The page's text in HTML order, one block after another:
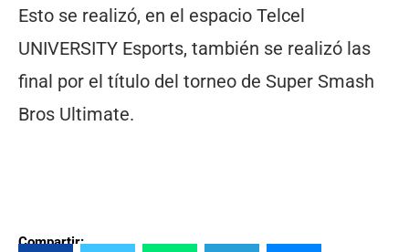
Esto se realizó, en el espacio Telcel
UNIVERSITY Esports, también se realizó las
final por el título del torneo de Super Smash
Bros Ultimate.
Compartir: